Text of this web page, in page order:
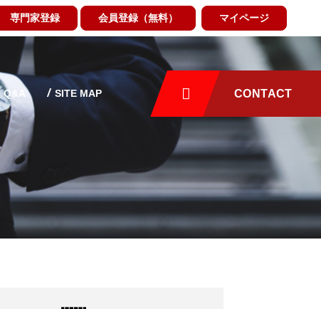
専門家登録 会員登録（無料） マイページ
Q&A SITE MAP CONTACT